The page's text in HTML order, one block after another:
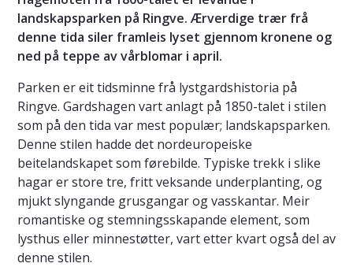
landskapsparken på Ringve. Ærverdige trær frå
denne tida siler framleis lyset gjennom kronene og
ned på teppe av vårblomar i april.
Parken er eit tidsminne frå lystgardshistoria på
Ringve. Gardshagen vart anlagt på 1850-talet i stilen
som på den tida var mest populær; landskapsparken.
Denne stilen hadde det nordeuropeiske
beitelandskapet som førebilde. Typiske trekk i slike
hagar er store tre, fritt veksande underplanting, og
mjukt slyngande grusgangar og vasskantar. Meir
romantiske og stemningsskapande element, som
lysthus eller minnestøtter, vart etter kvart også del av
denne stilen.